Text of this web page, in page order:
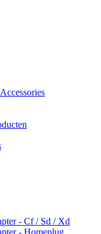
- Cf / Sd / Xd
- Homeplug